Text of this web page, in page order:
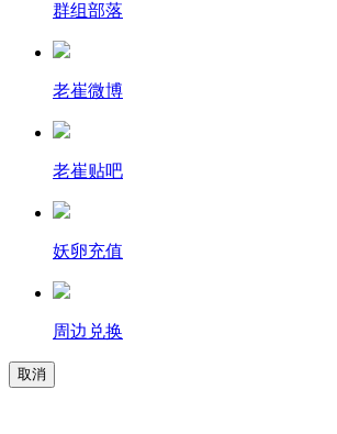
群组部落
老崔微博
老崔贴吧
妖卵充值
周边兑换
取消